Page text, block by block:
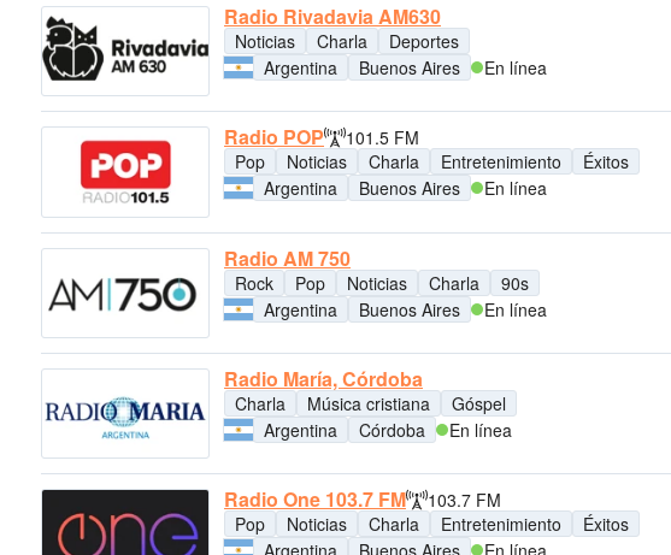
Radio Rivadavia AM630
Noticias Charla
Deportes
Argentina
Buenos Aires En línea
Radio POP
101.5 FM
Pop
Noticias Charla Entretenimiento
Éxitos
Argentina
Buenos Aires En línea
Radio AM 750
Rock Pop Noticias Charla
90s
Argentina
Buenos Aires En línea
Radio María, Córdoba
Charla Música cristiana
Góspel
Argentina
Córdoba En línea
Radio One 103.7 FM
103.7 FM
Pop
Noticias Charla Entretenimiento
Éxitos